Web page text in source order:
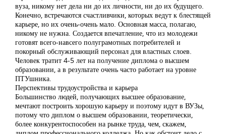
вуза, никому нет дела ни до их личности, ни до их будущего.
Конечно, встречаются счастливчики, которых ведут к блестящей
карьере, но их очень-очень мало. Основная масса, полагаю,
никому не нужна. Создается впечатление, что из молодежи
готовят всего-навсего полуграмотных потребителей и
покорный обслуживающий персонал для властных слоев.
Человек тратит 4-5 лет на получение диплома о высшем
образовании, а в результате очень часто работает на уровне
ПТУшника.
Перспективы трудоустройства и карьера
Большинство людей, получающих высшее образование,
мечтают построить хорошую карьеру и поэтому идут в ВУЗы,
потому что диплом о высшем образовании, теоретически,
более конкурентоспособен на рынке труда, чем, скажем,